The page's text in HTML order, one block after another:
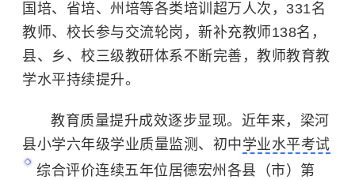
国培、省培、州培等各类培训超万人次，331名
教师、校长参与交流轮岗，新补充教师138名，
县、乡、校三级教研体系不断完善，教师教育教
学水平持续提升。
教育质量提升成效逐步显现。近年来，梁河
县小学六年级学业质量监测、初中学业水平考试
综合评价连续五年位居德宏州各县（市）第